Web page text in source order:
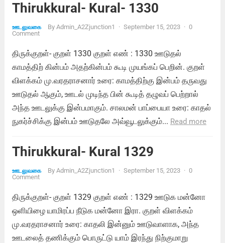
Thirukkural- Kural- 1330
ஊடலுவகை By Admin_A2Zjunction1 · September 15, 2023 · 0
Comment
திருக்குறள்- குறள் 1330 குறள் எண் : 1330 ஊடுதல்
காமத்திற் கின்பம் அதற்கின்பம் கூடி முயங்கப் பெறின். குறள்
விளக்கம் மு.வரதராசனார் உரை: காமத்திற்கு இன்பம் தருவது
ஊடுதல் ஆகும், ஊடல் முடிந்த பின் கூடித் தழுவப் பெற்றால்
அந்த ஊடலுக்கு இன்பமாகும். சாலமன் பாப்பையா உரை: காதல்
நுகர்ச்சிக்கு இன்பம் ஊடுதலே அவ்வூடலுக்கும்... Read more
Thirukkural- Kural 1329
ஊடலுவகை By Admin_A2Zjunction1 · September 15, 2023 · 0
Comment
திருக்குறள்- குறள் 1329 குறள் எண் : 1329 ஊடுக மன்னோ
ஒளியிழை யாமிரப்ப நீடுக மன்னோ இரா. குறள் விளக்கம்
மு.வரதராசனார் உரை: காதலி இன்னும் ஊடுவாளாக, அந்த
ஊடலைத் தணிக்கும் பொருட்டு யாம் இரந்து நிற்குமாறு